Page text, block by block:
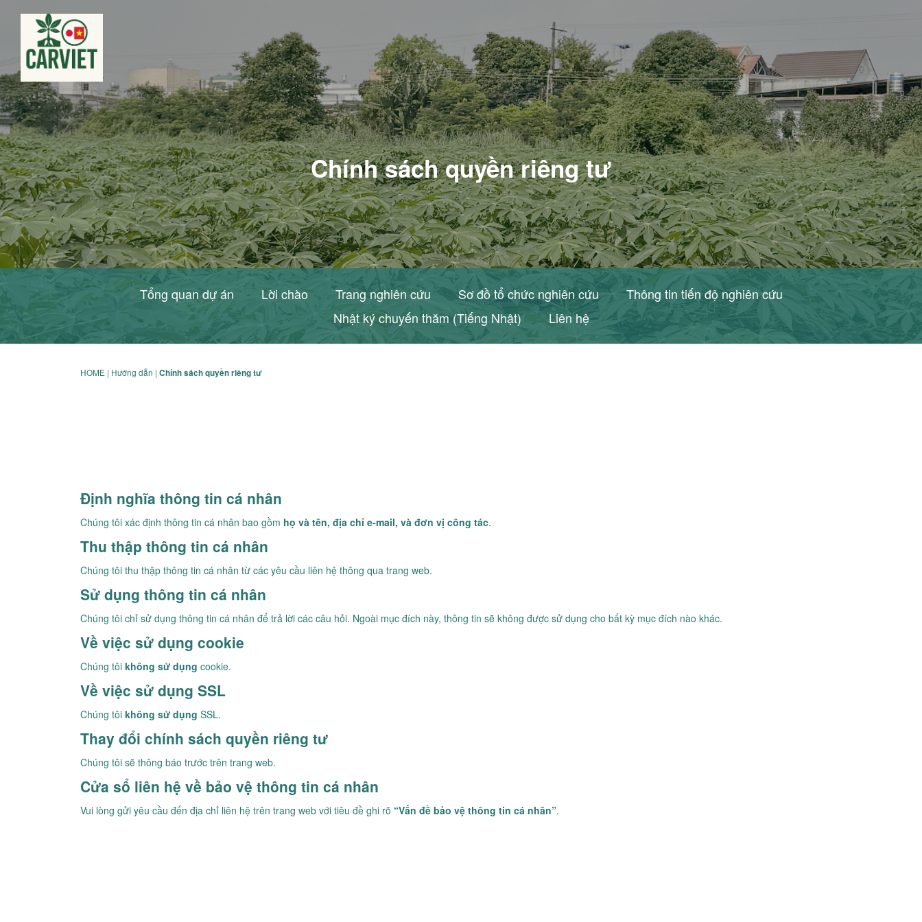
Chính sách quyền riêng tư
Tổng quan dự án Lời chào Trang nghiên cứu Sơ đồ tổ chức nghiên cứu
Thông tin tiến độ nghiên cứu
Nhật ký chuyến thăm (Tiếng Nhật)
Liên hệ
HOME | Hướng dẫn | Chính sách quyền riêng tư
Định nghĩa thông tin cá nhân
Chúng tôi xác định thông tin cá nhân bao gồm họ và tên, địa chỉ e-mail, và đơn vị công tác.
Thu thập thông tin cá nhân
Chúng tôi thu thập thông tin cá nhân từ các yêu cầu liên hệ thông qua trang web.
Sử dụng thông tin cá nhân
Chúng tôi chỉ sử dụng thông tin cá nhân để trả lời các câu hỏi. Ngoài mục đích này, thông tin sẽ không được sử dụng cho bất kỳ mục đích nào khác.
Về việc sử dụng cookie
Chúng tôi không sử dụng cookie.
Về việc sử dụng SSL
Chúng tôi không sử dụng SSL.
Thay đổi chính sách quyền riêng tư
Chúng tôi sẽ thông báo trước trên trang web.
Cửa sổ liên hệ về bảo vệ thông tin cá nhân
Vui lòng gửi yêu cầu đến địa chỉ liên hệ trên trang web với tiêu đề ghi rõ “Vấn đề bảo vệ thông tin cá nhân”.